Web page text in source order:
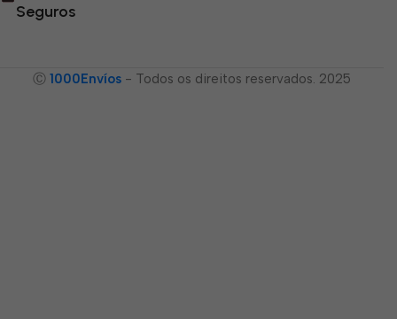
Seguros
Ⓒ 1000Envíos - Todos os direitos reservados. 2025